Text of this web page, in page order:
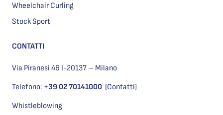
Wheelchair Curling
Stock Sport
CONTATTI
Via Piranesi 46 I-20137 – Milano
Telefono: +39 02 70141000 (Contatti)
Whistleblowing